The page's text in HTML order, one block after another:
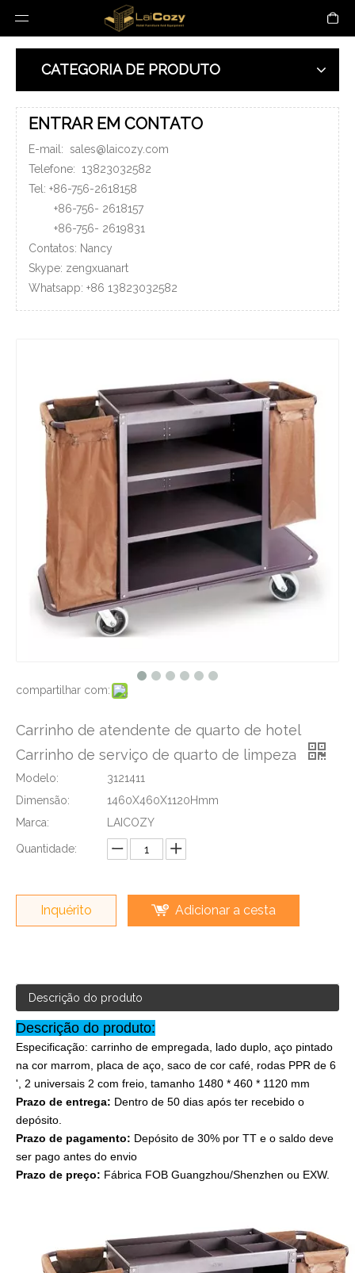
CATEGORIA DE PRODUTO
ENTRAR EM CONTATO
E-mail: sales@laicozy.com
Telefone: 13823032582
Tel: +86-756-2618158
+86-756- 2618157
+86-756- 2619831
Contatos: Nancy
Skype: zengxuanart
Whatsapp: +86 13823032582
compartilhar com:
Carrinho de atendente de quarto de hotel
Carrinho de serviço de quarto de limpeza
Modelo:
3121411
Dimensão:
1460X460X1120Hmm
Marca:
LAICOZY
Quantidade:
Inquérito Adicionar a cesta
Descrição do produto
Descrição do produto:
Especificação: carrinho de empregada, lado duplo, aço pintado
na cor marrom, placa de aço, saco de cor café, rodas PPR de 6
', 2 universais 2 com freio, tamanho 1480 * 460 * 1120 mm
Prazo de entrega: Dentro de 50 dias após ter recebido o
depósito.
Prazo de pagamento: Depósito de 30% por TT e o saldo deve
ser pago antes do envio
Prazo de preço: Fábrica FOB Guangzhou/Shenzhen ou EXW.